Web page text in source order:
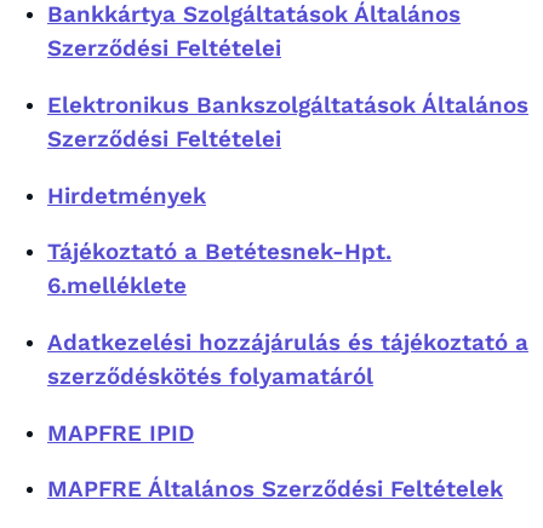
Netbank App letöltése
Bankkártya Szolgáltatások Általános
Szerződési Feltételei
Elektronikus Bankszolgáltatások Általános
Szerződési Feltételei
Hirdetmények
Tájékoztató a Betétesnek-Hpt.
6.melléklete
Adatkezelési hozzájárulás és tájékoztató a
szerződéskötés folyamatáról
MAPFRE IPID
MAPFRE Általános Szerződési Feltételek